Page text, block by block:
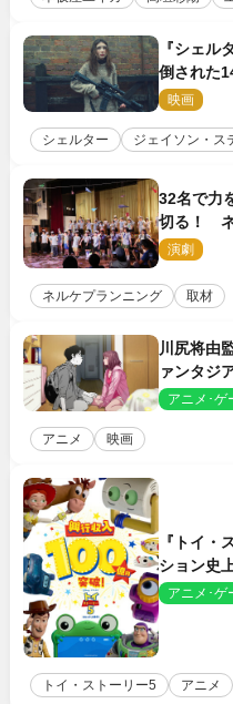
『シェル
倒された
新鋭ボデ
映画
シェルター ジェイソン・ス
32名で力
切る！ ネ
ン・ワー
日】
演劇
ネルケプランニング 取材
川尻将由
ァンタジ
客賞・金
アニメ･ゲ
アニメ 映画
『トイ・
ション史
リーズ
アニメ･ゲ
トイ・ストーリー5 アニメ